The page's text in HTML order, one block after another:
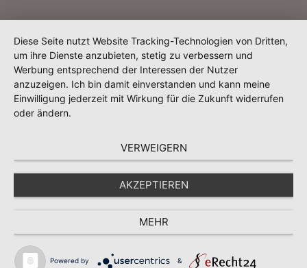
Diese Seite nutzt Website Tracking-Technologien von Dritten,
um ihre Dienste anzubieten, stetig zu verbessern und
Werbung entsprechend der Interessen der Nutzer
anzuzeigen. Ich bin damit einverstanden und kann meine
Einwilligung jederzeit mit Wirkung für die Zukunft widerrufen
oder ändern.
VERWEIGERN
AKZEPTIEREN
MEHR
Powered by &